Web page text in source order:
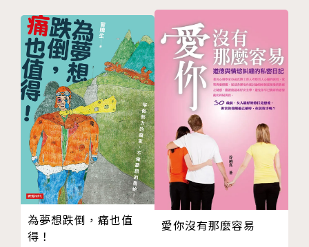
這座城市是否仍然充滿機會？這座城市是否讓離鄉背井
的遊子們仍抱有期待？
我們尋訪在台北租屋、工作、生活的年輕人們，他們各
自有著賴以維生的職業，以及足以支撐自己繼續在台北
努力的夢想──走進他們的生活，看見生活的痕跡以及
正在努力圓夢的各種心情點滴：在踏出校園之後，面對
大環境的艱難，如何一路走來仍堅持自己所愛、努力朝
自己的目標前進。他們各自都在圓夢的路途上，有的剛
出發、有的正在半途中或許篤定也或許徬徨、有的已然
達到目的地，回首看見自己在這座城市裡毫無畏懼的足
跡。
有了夢想就得有計畫──我要在大台北買一間房 ◎陳
湘凌【1986年次‧展場主持人】
一輛一．七噸的小卡車，一打開就是個舞台：希望透過
表演帶給觀眾更深刻的訊息 ◎葉時廷【1989年次‧
雜耍藝人】
沒有管理員卻要收管理費的房子：因為台北，完成了曲
折蜿蜒的文化之路 ◎李明俐【1984年次‧藝術工作
者】
A cappella大夢想：不加思索走上的劇場之路 ◎不
點【1986年次‧劇場工作者】
即使是只靠冷凍水餃過活的日子，仍然堅持九十%的作
品都要讓自己爽 ◎Pia【1986年次‧獨立歌手】
為夢想跌倒，痛也值
得！
愛你沒有那麼容易